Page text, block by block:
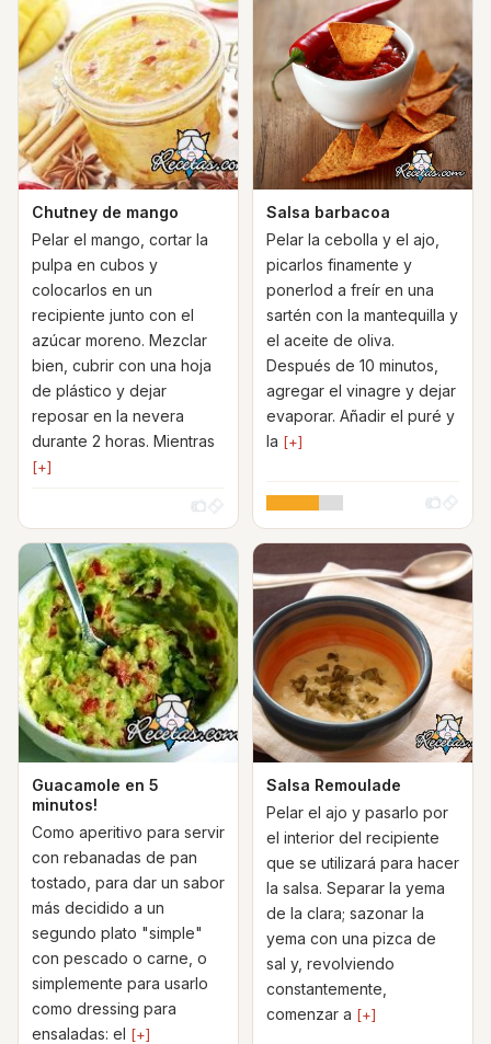
Chutney de mango
Pelar el mango, cortar la
pulpa en cubos y
colocarlos en un
recipiente junto con el
azúcar moreno. Mezclar
bien, cubrir con una hoja
de plástico y dejar
reposar en la nevera
durante 2 horas. Mientras
[+]
Salsa barbacoa
Pelar la cebolla y el ajo,
picarlos finamente y
ponerlod a freír en una
sartén con la mantequilla y
el aceite de oliva.
Después de 10 minutos,
agregar el vinagre y dejar
evaporar. Añadir el puré y
la [+]
Guacamole en 5
minutos!
Como aperitivo para servir
con rebanadas de pan
tostado, para dar un sabor
más decidido a un
segundo plato "simple"
con pescado o carne, o
simplemente para usarlo
como dressing para
ensaladas: el [+]
Salsa Remoulade
Pelar el ajo y pasarlo por
el interior del recipiente
que se utilizará para hacer
la salsa. Separar la yema
de la clara; sazonar la
yema con una pizca de
sal y, revolviendo
constantemente,
comenzar a [+]